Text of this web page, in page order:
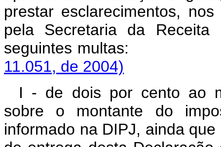
prestar esclarecimentos,
pela Secretaria da
seguintes
11.051, de 2004)
I - de dois por cento ao
sobre o montante do
informado na DIPJ, ainda